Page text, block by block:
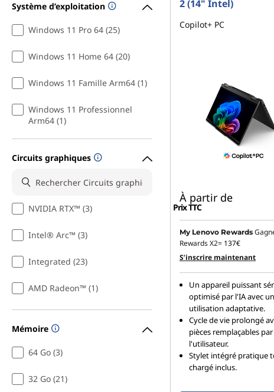
Système d’exploitation
Windows 11 Pro 64 (25)
Windows 11 Home 64 (20)
Windows 11 Famille Arm64 (1)
Windows 11 Professionnel
Arm64 (1)
Circuits graphiques
NVIDIA RTX™ (3)
Intel® Arc™ (3)
Integrated (23)
AMD Radeon™ (1)
Mémoire
64 Go (3)
32 Go (21)
2 (14" Intel)
Copilot+ PC
À partir de
Prix TTC
My Lenovo Rewards
Rewards X2= 137€
S’inscrire maintenant
Un appareil puissant
optimisé par l'IA avec
utilisation adaptative.
Cycle de vie prolongé
pièces remplaçables par
l'utilisateur.
Stylet intégré pratique
chargé inclus.